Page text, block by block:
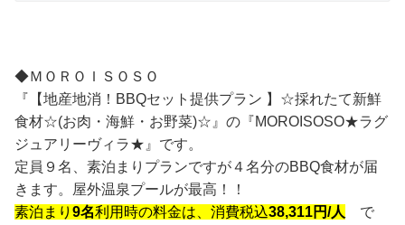
◆ＭＯＲＯＩＳＯＳＯ
『【地産地消！BBQセット提供プラン 】☆採れたて新鮮
食材☆(お肉・海鮮・お野菜)☆』の『MOROISOSO★ラグ
ジュアリーヴィラ★』です。
定員９名、素泊まりプランですが４名分のBBQ食材が届
きます。屋外温泉プールが最高！！
素泊まり 9名利用時の料金は、消費税込38,311円/人
で